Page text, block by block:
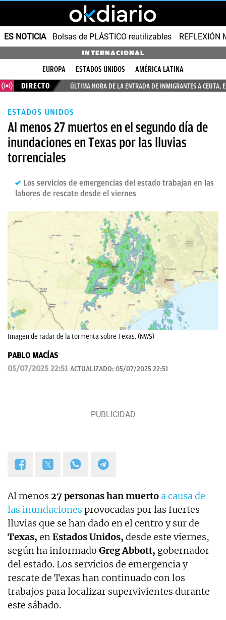
ES NOTICIA Bolsas de PLÁSTICO reutilizables REFLEXIÓN
INTERNACIONAL
EUROPA ESTADOS UNIDOS
AMÉRICA LATINA
DIRECTO
ÚLTIMA HORA DE LA ENTRADA DE INMIGRANTES A CEUTA,
ESTADOS UNIDOS
Al menos 27 muertos en el segundo día de
inundaciones en Texas por las lluvias
torrenciales
Los servicios de emergencias del estado trabajan en las
labores de rescate desde el viernes
Imagen de radar de la tormenta sobre Texas. (NWS)
PABLO MACÍAS
05/07/2025 22:51 ACTUALIZADO: 05/07/2025 22:51
Al menos 27 personas han muerto a causa de
las inundaciones provocadas por las fuertes
lluvias que se han dado en el centro y sur de
Texas, enEstados Unidos, desde este viernes,
según ha informado Greg Abbott, gobernador
del estado. Los servicios de emergencia y
rescate de Texas han continuado con los
trabajos para localizar supervivientes durante
este sábado.